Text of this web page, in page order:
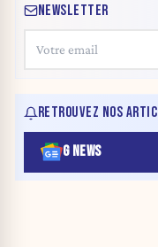
NEWSLETTER
RETROUVEZ NOS
G NEWS